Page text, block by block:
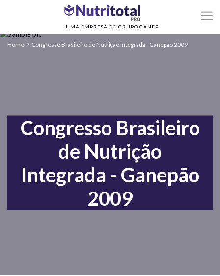
UMA EMPRESA DO GRUPO GANEP
Home > Congresso Brasileiro de Nutrição Integrada - Ganepão 2009
Congresso Brasileiro
de Nutrição
Integrada - Ganepão
2009